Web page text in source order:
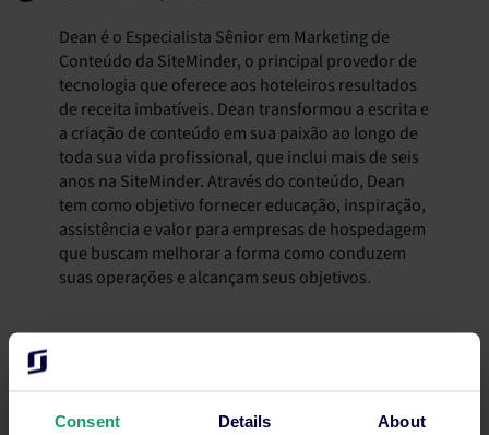
Consent Details About
Dean é o Especialista Sênior em Marketing de
Conteúdo da SiteMinder, o principal provedor de
tecnologia que oferece aos hoteleiros resultados
de receita imbatíveis. Dean transformou a escrita e
a criação de conteúdo em sua paixão ao longo de
toda sua vida profissional, que inclui mais de seis
anos na SiteMinder. Através do conteúdo, Dean
tem como objetivo fornecer educação, inspiração,
assistência e valor para empresas de hospedagem
que buscam melhorar a forma como conduzem
suas operações e alcançam seus objetivos.
Inscreva-se na Newsletter da Indústria SiteMinder.